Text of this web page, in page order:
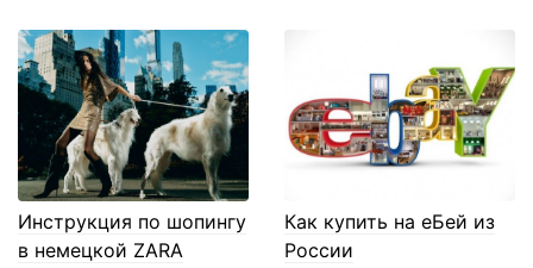
Инструкция по шопингу
в немецкой ZARA
Как купить на еБей из
России